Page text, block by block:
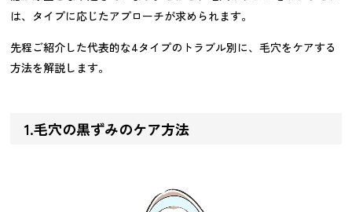
は、タイプに応じたアプローチが求められます。
先程ご紹介した代表的な4タイプのトラブル別に、毛穴をケアする
方法を解説します。
1.毛穴の黒ずみのケア方法